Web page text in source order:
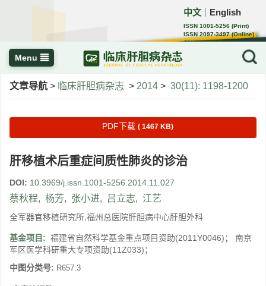
中文 English
ISSN 1001-5256 (Print)
ISSN 2097-3497 (Online)
CN 22-1108/R
Menu
文章导航 > 临床肝胆病杂志 > 2014 > 30(11): 1198-1200
PDF下载 ( 1467 KB)
肝移植术后重症间质性肺炎的诊治
DOI: 10.3969/j.issn.1001-5256.2014.11.027
蔡秋程, 杨芳, 张小进, 吕立志, 江艺
全军器官移植研究所,福州总医院肝胆病中心肝胆外科
基金项目: 福建省自然科学基金重点项目资助(2011Y0046)； 南京
军区医学科研重大专项资助(11Z033)；
中图分类号: R657.3